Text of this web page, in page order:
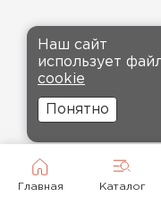
Главная Каталог
Наш сайт
использует
cookie
Понятно